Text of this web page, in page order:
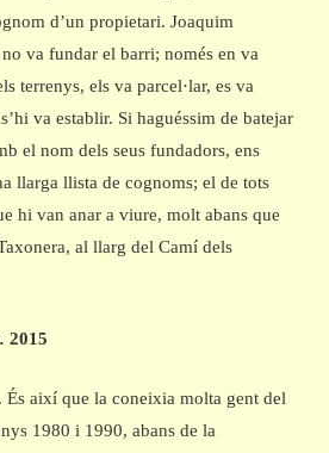
d’un propietari. Joaquim
va fundar el barri; només en va
terrenys, els va parcel·lar, es va
va establir. Si haguéssim de batejar
el nom dels seus fundadors, ens
llarga llista de cognoms; el de tots
hi van anar a viure, molt abans que
al llarg del Camí dels
2015
. És així que la coneixia molta gent del
1980 i 1990, abans de la